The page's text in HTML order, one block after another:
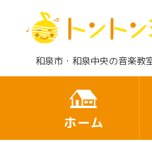
和泉市・和泉中央の音楽教
ホーム